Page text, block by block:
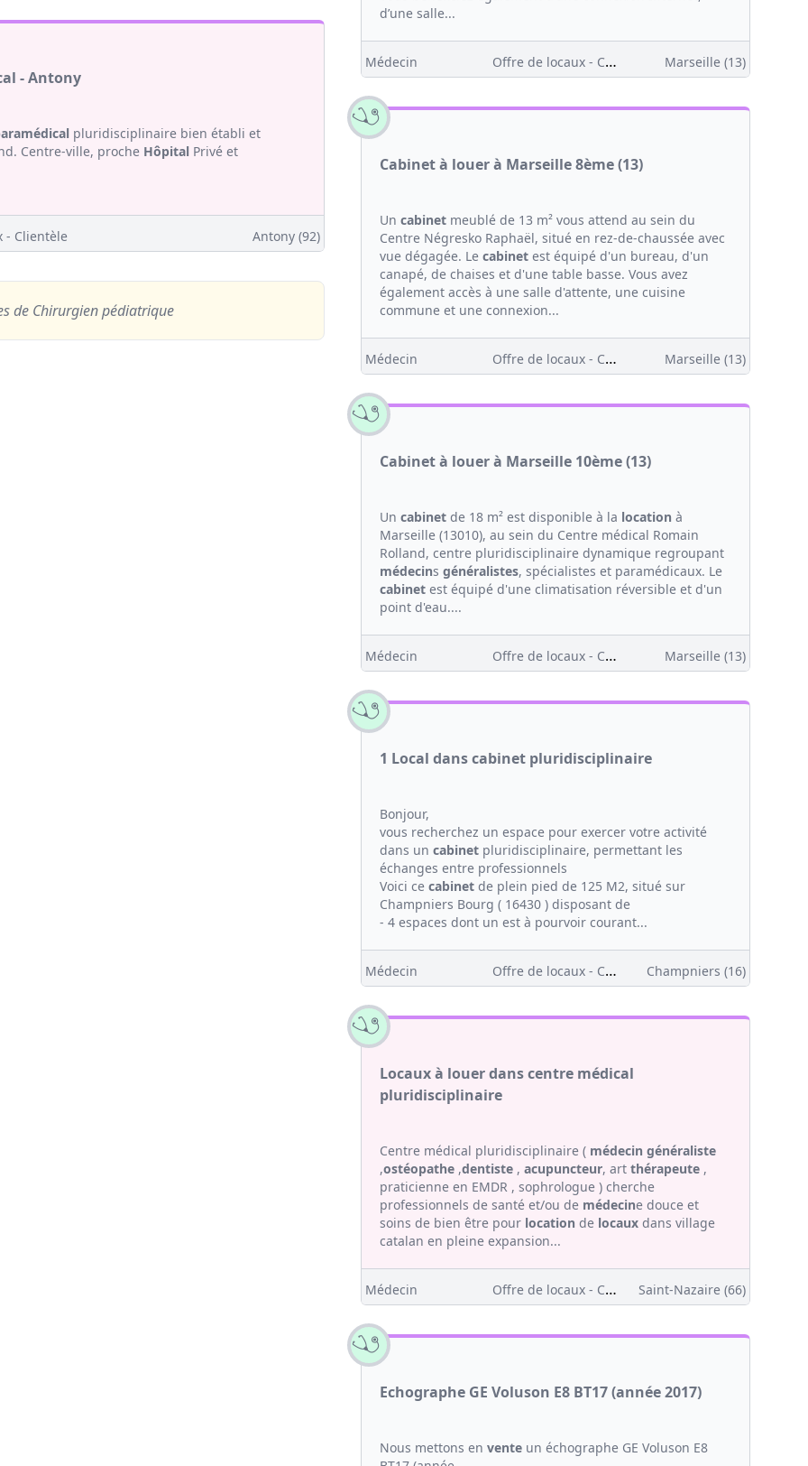
- Antony
pluridisciplinaire bien établi et
Centre-ville, proche Hôpital Privé et
- Clientèle Antony (92)
de Chirurgien pédiatrique
d’une salle...
Médecin Offre de locaux - Clientèle Marseille (13)
Cabinet à louer à Marseille 8ème (13)
Un cabinet meublé de 13 m² vous attend au sein du
Centre Négresko Raphaël, situé en rez-de-chaussée avec
vue dégagée. Le cabinet est équipé d'un bureau, d'un
canapé, de chaises et d'une table basse. Vous avez
également accès à une salle d'attente, une cuisine
commune et une connexion...
Médecin Offre de locaux - Clientèle Marseille (13)
Cabinet à louer à Marseille 10ème (13)
Un cabinet de 18 m² est disponible à la location à
Marseille (13010), au sein du Centre médical Romain
Rolland, centre pluridisciplinaire dynamique regroupant
médecins généralistes, spécialistes et paramédicaux. Le
cabinet est équipé d'une climatisation réversible et d'un
point d'eau....
Médecin Offre de locaux - Clientèle Marseille (13)
1 Local dans cabinet pluridisciplinaire
Bonjour,
vous recherchez un espace pour exercer votre activité
dans un cabinet pluridisciplinaire, permettant les
échanges entre professionnels
Voici ce cabinet de plein pied de 125 M2, situé sur
Champniers Bourg ( 16430 ) disposant de
- 4 espaces dont un est à pourvoir courant...
Médecin Offre de locaux - Clientèle Champniers (16)
Locaux à louer dans centre médical
pluridisciplinaire
Centre médical pluridisciplinaire ( médecin généraliste
,ostéopathe ,dentiste , acupuncteur, art thérapeute ,
praticienne en EMDR , sophrologue ) cherche
professionnels de santé et/ou de médecine douce et
soins de bien être pour location de locaux dans village
catalan en pleine expansion...
Médecin Offre de locaux - Clientèle Saint-Nazaire (66)
Echographe GE Voluson E8 BT17 (année 2017)
Nous mettons en vente un échographe GE Voluson E8